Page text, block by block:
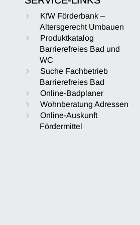
KfW Förderbank –
Altersgerecht Umbauen
Produktkatalog
Barrierefreies Bad und
WC
Suche Fachbetrieb
Barrierefreies Bad
Online-Badplaner
Wohnberatung Adressen
Online-Auskunft
Fördermittel